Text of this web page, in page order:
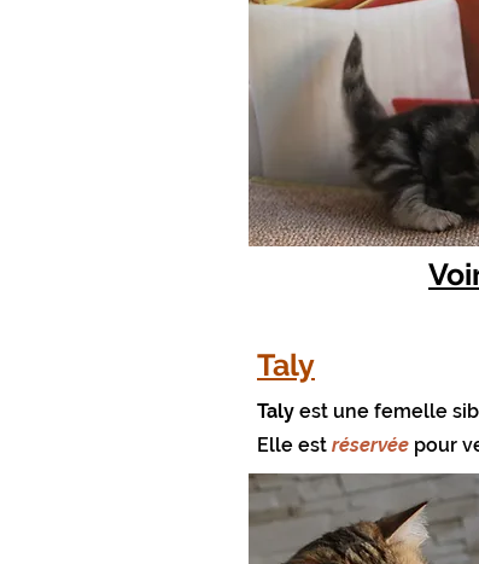
Taly
Taly est une femelle
Elle est réservée pour